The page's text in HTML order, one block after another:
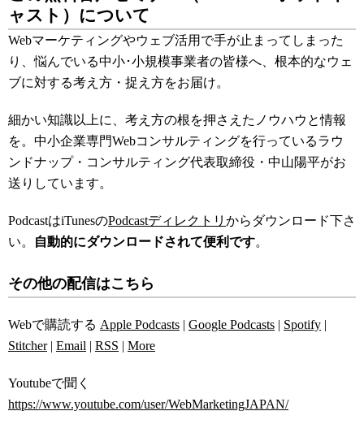
ャスト）について
Webマーケティングやウェブ活用で手が止まってしまった
り、悩んでいる中小･小規模事業者の皆様へ、根本的なウェ
ブに対する考え方・捉え方をお届け。
細かい知識以上に、考え方の根を押さえたノウハウと情報
を。中小企業専門Webコンサルティングを行っているラウ
ンドナップ・コンサルティング代表取締役・中山陽平がお
送りしています。
PodcastはiTunesのPodcastディレクトリ からダウンロード下さ
い。
自動的にダウンロードされて便利です。
その他の配信はこちら
Webで購読する Apple Podcasts | Google Podcasts | Spotify |
Stitcher| Email | RSS | More
Youtubeで聞く
https://www.youtube.com/user/WebMarketingJAPAN/